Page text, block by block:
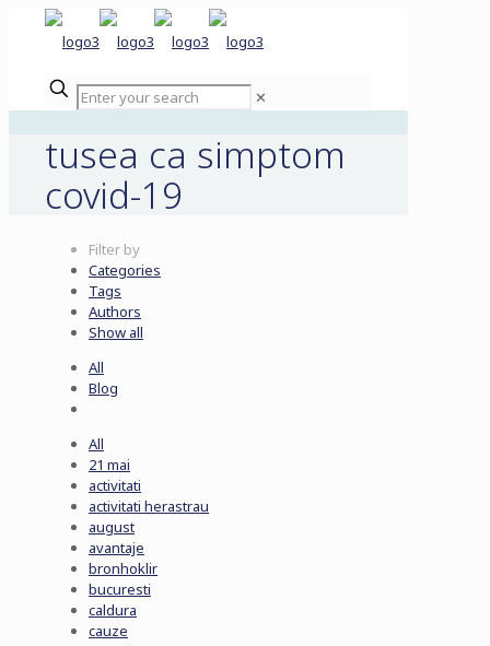
✕
tusea ca simptom
covid-19
Filter by
Categories
Tags
Authors
Show all
All
Blog
All
21 mai
activitati
activitati herastrau
august
avantaje
bronhoklir
bucuresti
caldura
cauze